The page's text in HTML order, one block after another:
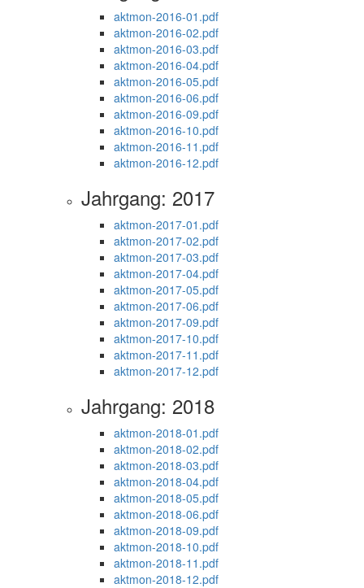
aktmon-2016-01.pdf
aktmon-2016-02.pdf
aktmon-2016-03.pdf
aktmon-2016-04.pdf
aktmon-2016-05.pdf
aktmon-2016-06.pdf
aktmon-2016-09.pdf
aktmon-2016-10.pdf
aktmon-2016-11.pdf
aktmon-2016-12.pdf
Jahrgang: 2017
aktmon-2017-01.pdf
aktmon-2017-02.pdf
aktmon-2017-03.pdf
aktmon-2017-04.pdf
aktmon-2017-05.pdf
aktmon-2017-06.pdf
aktmon-2017-09.pdf
aktmon-2017-10.pdf
aktmon-2017-11.pdf
aktmon-2017-12.pdf
Jahrgang: 2018
aktmon-2018-01.pdf
aktmon-2018-02.pdf
aktmon-2018-03.pdf
aktmon-2018-04.pdf
aktmon-2018-05.pdf
aktmon-2018-06.pdf
aktmon-2018-09.pdf
aktmon-2018-10.pdf
aktmon-2018-11.pdf
aktmon-2018-12.pdf